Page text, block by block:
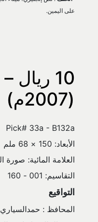
على اليمين.
(2007م)
Pick# 33a - B132a
الأبعاد: 150 × 68 ملم
العلامة المائية: صورة
التقاسيم: 001 - 160
التواقيع
المحافظ : حمدالسياري